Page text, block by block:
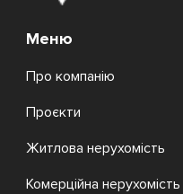
Меню
Про компанію
Проєкти
Житлова нерухомість
Комерційна нерухомість